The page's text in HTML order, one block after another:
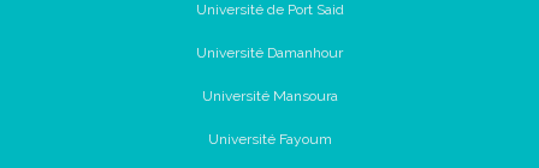
Université de Port Said
Université Damanhour
Université Mansoura
Université Fayoum